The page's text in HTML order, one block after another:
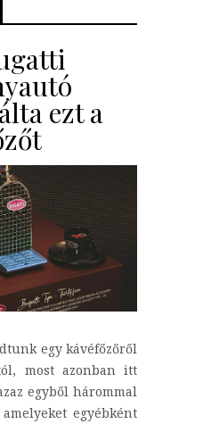
ezt a
egy kávéfőzőről
most azonban itt
egyből hárommal
egyébként